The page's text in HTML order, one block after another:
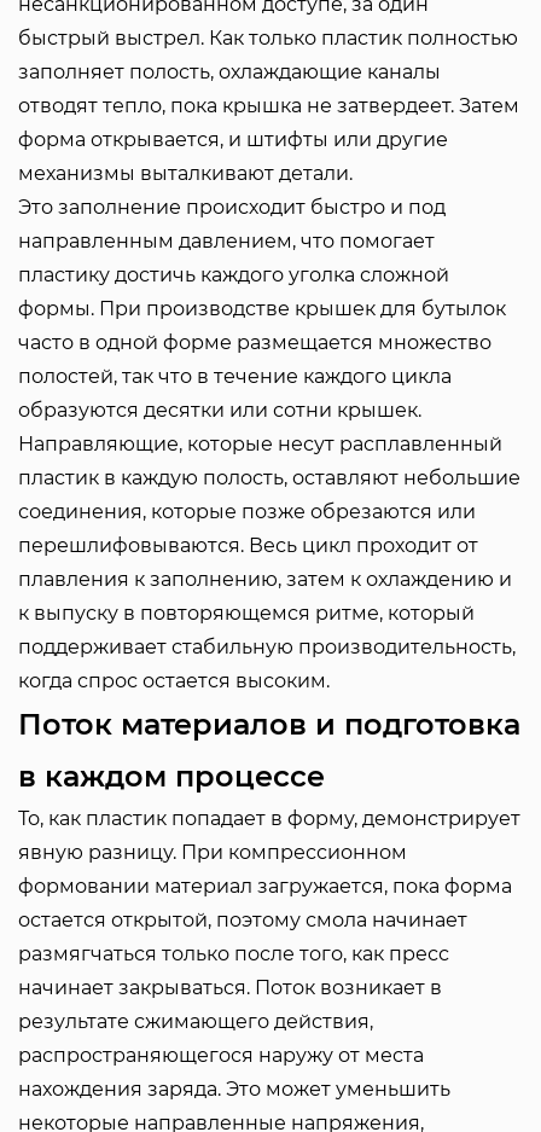
быстрый выстрел. Как только пластик полностью
заполняет полость, охлаждающие каналы
отводят тепло, пока крышка не затвердеет. Затем
форма открывается, и штифты или другие
механизмы выталкивают детали.
Это заполнение происходит быстро и под
направленным давлением, что помогает
пластику достичь каждого уголка сложной
формы. При производстве крышек для бутылок
часто в одной форме размещается множество
полостей, так что в течение каждого цикла
образуются десятки или сотни крышек.
Направляющие, которые несут расплавленный
пластик в каждую полость, оставляют небольшие
соединения, которые позже обрезаются или
перешлифовываются. Весь цикл проходит от
плавления к заполнению, затем к охлаждению и
к выпуску в повторяющемся ритме, который
поддерживает стабильную производительность,
когда спрос остается высоким.
Поток материалов и подготовка
в каждом процессе
То, как пластик попадает в форму, демонстрирует
явную разницу. При компрессионном
формовании материал загружается, пока форма
остается открытой, поэтому смола начинает
размягчаться только после того, как пресс
начинает закрываться. Поток возникает в
результате сжимающего действия,
распространяющегося наружу от места
нахождения заряда. Это может уменьшить
некоторые направленные напряжения,